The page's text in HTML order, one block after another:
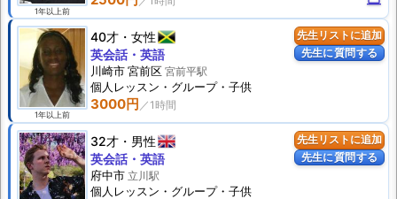
1年以上前
先生リストに追加
先生に質問する
1年以上前
40才 女性
3000円
英会話・英語
川崎市 宮前区 宮前平駅
個人 レッスン ・グループ・子供
先生リストに追加
先生に質問する
32才 男性
英会話・英語
府中市 立川駅
個人 レッスン ・グループ・子供